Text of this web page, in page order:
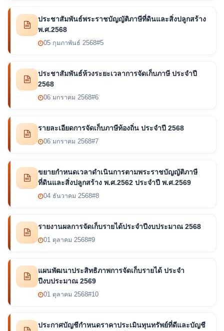
ประชาสัมพันธ์พระราชบัญญัติภาษีที่ดินและสิ่งปลูกสร้าง
พ.ศ.2568
05 กุมภาพันธ์ 2568#5
ประชาสัมพันธ์ห้วงระยะเวลาการจัดเก็บภาษี ประจำปี
2568
06 มกราคม 2568#6
รายละเอียดการจัดเก็บภาษีท้องถิ่น ประจำปี 2568
06 มกราคม 2568#7
ขยายกำหนดเวลาดำเนินการตามพระราชบัญญัติภาษี
ที่ดินและสิ่งปลูกสร้าง พ.ศ.2562 ประจำปี พ.ศ.2569
04 ธันวาคม 2568#8
รายงานผลการจัดเก็บรายได้ประจำปีงบประมาณ 2568
01 ตุลาคม 2568#9
แผนพัฒนาประสิทธิภาพการจัดเก็บรายได้ ประจำ
ปีงบประมาณ 2569
01 ตุลาคม 2568#10
ประกาศบัญชีกำหนดราคาประเมินทุนทรัพย์ที่ดีและบัญชี